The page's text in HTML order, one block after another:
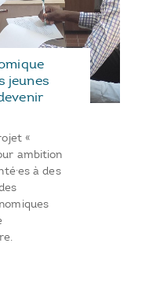
jeunes
«
ambition
à des